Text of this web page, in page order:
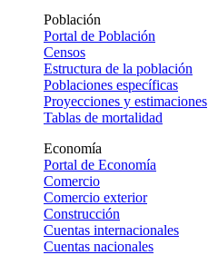
Población
Portal de Población
Censos
Estructura de la población
Poblaciones específicas
Proyecciones y estimaciones
Tablas de mortalidad
Economía
Portal de Economía
Comercio
Comercio exterior
Construcción
Cuentas internacionales
Cuentas nacionales